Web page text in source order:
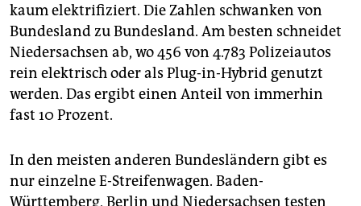
kaum elektrifiziert. Die Zahlen schwanken von
Bundesland zu Bundesland. Am besten schneidet
Niedersachsen ab, wo 456 von 4.783 Polizeiautos
rein elektrisch oder als Plug-in-Hybrid genutzt
werden. Das ergibt einen Anteil von immerhin
fast 10 Prozent.
In den meisten anderen Bundesländern gibt es
nur einzelne E-Streifenwagen. Baden-
Württemberg, Berlin und Niedersachsen testen